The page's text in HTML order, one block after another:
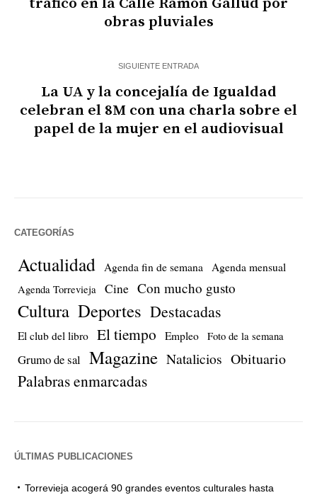
obras pluviales
SIGUIENTE ENTRADA
La UA y la concejalía de Igualdad
celebran el 8M con una charla sobre el
papel de la mujer en el audiovisual
CATEGORÍAS
Actualidad Agenda fin de semana Agenda mensual
Agenda Torrevieja Cine Con mucho gusto
Cultura Deportes Destacadas
El club del libro El tiempo Empleo Foto de la semana
Grumo de sal Magazine Natalicios Obituario
Palabras enmarcadas
ÚLTIMAS PUBLICACIONES
Torrevieja acogerá 90 grandes eventos culturales hasta